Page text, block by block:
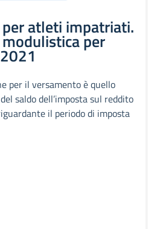
atleti impatriati.
per
per il versamento è quello
saldo dell’imposta sul reddito
il periodo di imposta